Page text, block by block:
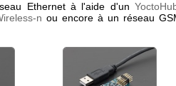
Ethernet à l'aide d'un
n ou encore à un réseau